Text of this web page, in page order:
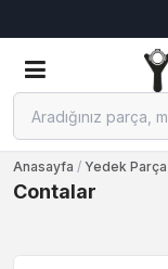
Anasayfa / Yedek Parça
Contalar